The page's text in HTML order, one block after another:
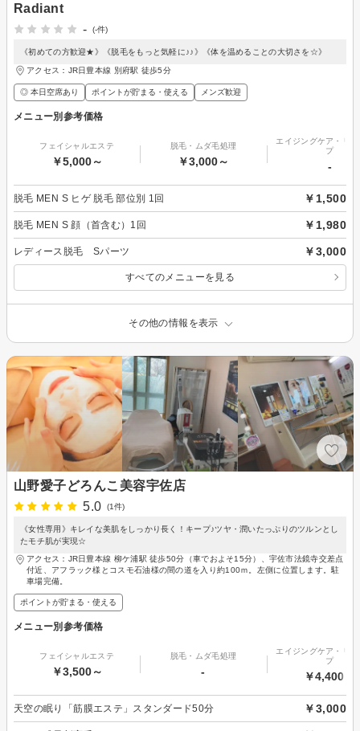
Radiant
-
(-件)
《初めての方歓迎★》《脱毛をもっと気軽に♪♪》《体を温めることの大切さを☆》
アクセス：JR日豊本線 別府駅 徒歩5分
◎ 本日空席あり ポイントが貯まる・使える メンズ歓迎
メニュー別参考価格
フェイシャルエステ
￥5,000～
脱毛・ムダ毛処理
￥3,000～
エイジングケア・リ
プ
-
脱毛 MEN S ヒゲ 脱毛 部位別 1回 ￥1,500
脱毛 MEN S 顔（首含む）1回 ￥1,980
レディース脱毛 Sパーツ ￥3,000
すべてのメニューを見る
その他の情報を表示
山野愛子どろんこ美容宇佐店
5.0
(1件)
《女性専用》キレイな美肌をしっかり長く！キープ♪ツヤ・潤いたっぷりのツルンとし
たモチ肌が実現☆
アクセス：JR日豊本線 柳ケ浦駅 徒歩50分（車でおよそ15分）、宇佐市法鏡寺交差点
付近、アフラック様とコスモ石油様の間の道を入り約100ｍ。左側に位置します。駐
車場完備。
ポイントが貯まる・使える
メニュー別参考価格
フェイシャルエステ
￥3,500～
脱毛・ムダ毛処理
-
エイジングケア・リ
プ
￥4,400～
天空の眠り「筋膜エステ」スタンダード50分 ￥3,000